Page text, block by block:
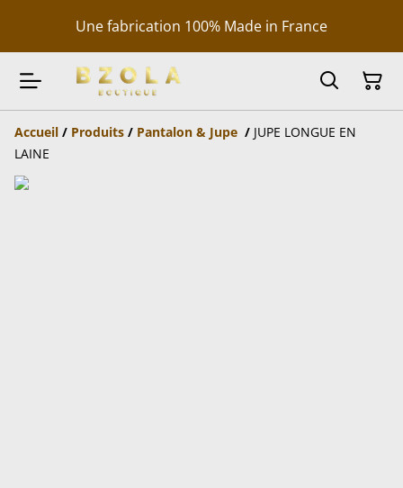
Une fabrication 100% Made in France
Accueil / Produits / Pantalon & Jupe / JUPE LONGUE EN
LAINE